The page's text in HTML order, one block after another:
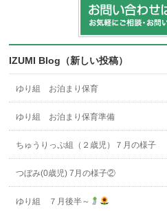
IZUMI Blog（新しい投稿）
ゆり組 お泊まり保育
ゆり組 お泊まり保育準備
ちゅうりっぷ組（２歳児）７月の様子
つぼみ(0歳児) 7月の様子②
ゆり組 ７月後半～